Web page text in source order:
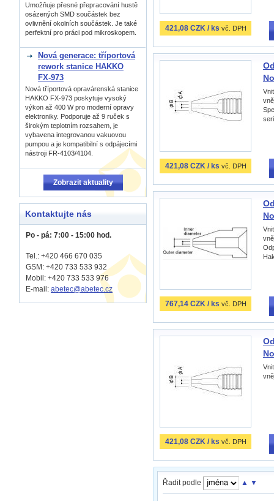
421,08 CZK / ks vč. DPH
421,08 CZK / ks vč. DPH
767,14 CZK / ks vč. DPH
421,08 CZK / ks vč. DPH
Řadit podle ▲ ▼
Umožňuje přesné přepracování hustě
osázených SMD součástek bez
ovlivnění okolních součástek. Je také
perfektní pro práci pod mikroskopem.
Nová generace: tříportová
rework stanice HAKKO
FX-973
Nová tříportová opravárenská stanice
HAKKO FX-973 poskytuje vysoký
výkon až 400 W pro moderní opravy
elektroniky. Podporuje až 9 ruček s
širokým teplotním rozsahem, je
vybavena integrovanou vakuovou
pumpou a je kompatibilní s odpájecími
nástroji FR-4103/4104.
Zobrazit aktuality
Kontaktujte nás
Po - pá: 7:00 - 15:00 hod.
Tel.: +420 466 670 035
GSM: +420 733 533 932
Mobil: +420 733 533 976
E-mail: abetec@abetec.cz